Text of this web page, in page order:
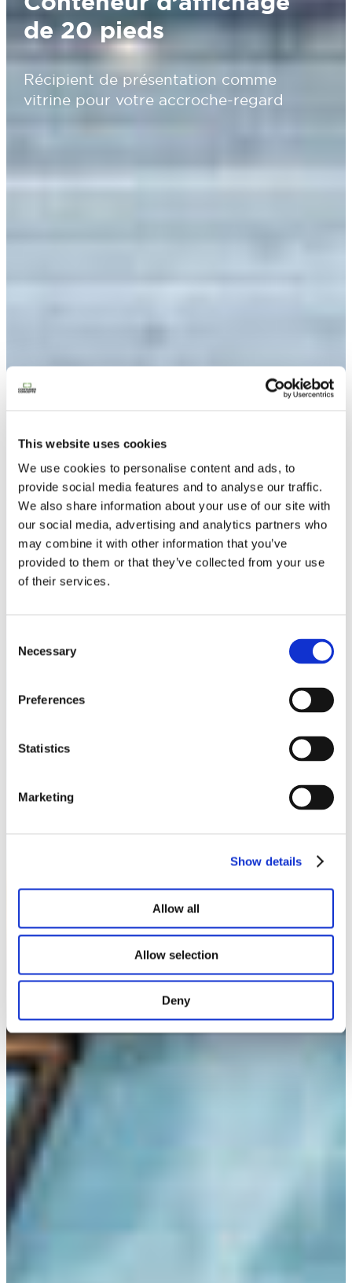
This website uses cookies
We use cookies to personalise content and ads, to
provide social media features and to analyse our traffic.
We also share information about your use of our site with
our social media, advertising and analytics partners who
may combine it with other information that you’ve
provided to them or that they’ve collected from your use
of their services.
Selection
Necessary
Preferences
Statistics
Marketing
Show details
Allow all
Allow selection
Deny
de 20 pieds
Récipient de présentation comme
vitrine pour votre accroche-regard